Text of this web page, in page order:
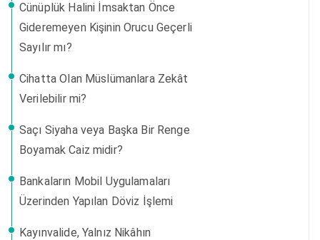
Cünüplük Halini İmsaktan Önce
Gideremeyen Kişinin Orucu Geçerli
Sayılır mı?
Cihatta Olan Müslümanlara Zekât
Verilebilir mi?
Saçı Siyaha veya Başka Bir Renge
Boyamak Caiz midir?
Bankaların Mobil Uygulamaları
Üzerinden Yapılan Döviz İşlemi
Kayınvalide, Yalnız Nikâhın